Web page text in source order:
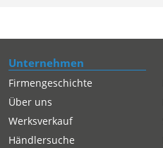
Unternehmen
Firmengeschichte
Über uns
Werksverkauf
Händlersuche